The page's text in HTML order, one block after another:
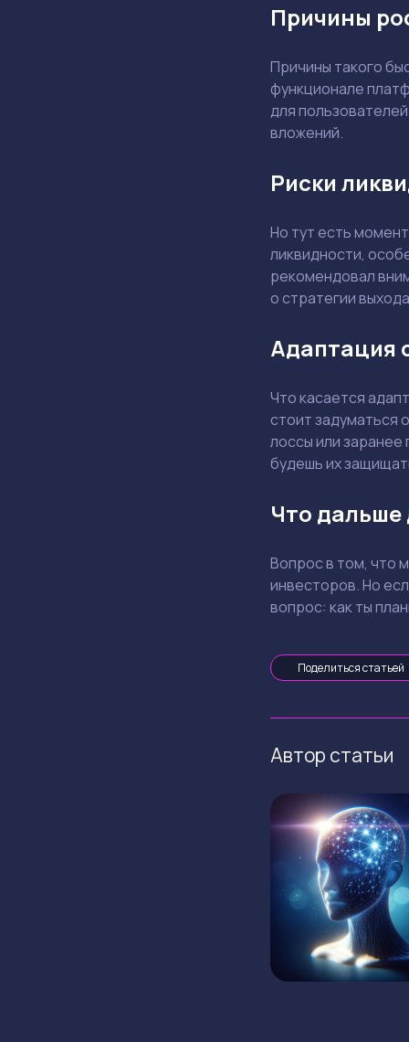
Причины
Причины такого
функционале
для
вложений.
Риски
Но тут есть
ликвидности,
рекомендовал
о стратегии
Адаптация
Что касается
стоит задуматься
лоссы или заранее
будешь их
Что дальше
Вопрос в том, что
инвесторов. Но
вопрос: как ты
Поделиться статьей
Автор статьи